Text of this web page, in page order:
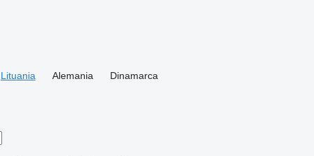
Lituania Alemania
Dinamarca